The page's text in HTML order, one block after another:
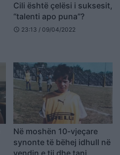
Cili është çelësi i suksesit,
“talenti apo puna”?
schedule 23:13 / 09/04/2022
Në moshën 10-vjeçare
synonte të bëhej idhull në
vendin e tij dhe tani